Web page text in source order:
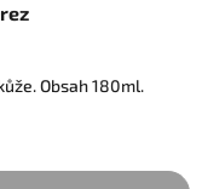
Obsah 180ml.